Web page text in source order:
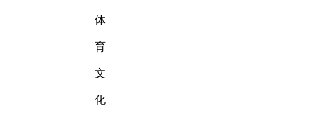
体
育
文
化